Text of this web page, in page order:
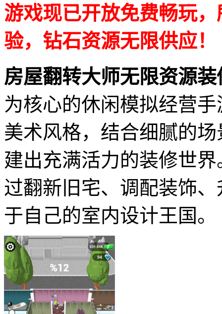
游戏现已开放免费畅玩
验，钻石资源无限供应！
房屋翻转大师无限资源装
为核心的休闲模拟经营
美术风格，结合细腻的
建出充满活力的装修世
过翻新旧宅、调配装饰
于自己的室内设计王国。